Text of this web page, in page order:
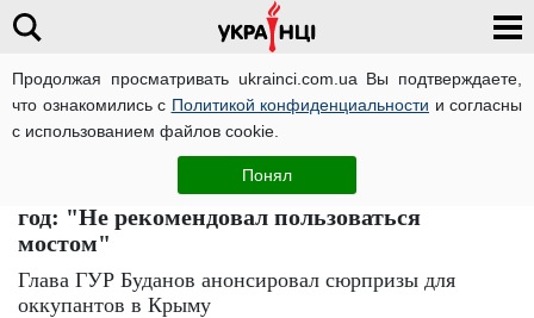
Продолжая просматривать ukrainci.com.ua Вы подтверждаете,
что ознакомились с Политикой конфиденциальности и согласны
с использованием файлов cookie.
Понял
Буданов рассказал про заход спецназа в
Крым, а Умеров подтвердил план на 2024
год: "Не рекомендовал пользоваться
мостом"
Глава ГУР Буданов анонсировал сюрпризы для
оккупантов в Крыму